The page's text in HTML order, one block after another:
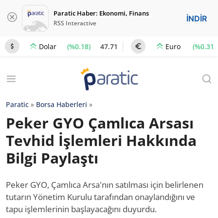
Paratic Haber: Ekonomi, Finans
RSS Interactive İNDİR
Dolar (%0.18) 47.71 Euro (%0.31)
Paratic » Borsa Haberleri »
Peker GYO Çamlıca Arsası
Tevhid İşlemleri Hakkında
Bilgi Paylaştı
Peker GYO, Çamlıca Arsa'nın satılması için belirlenen
tutarın Yönetim Kurulu tarafından onaylandığını ve
tapu işlemlerinin başlayacağını duyurdu.